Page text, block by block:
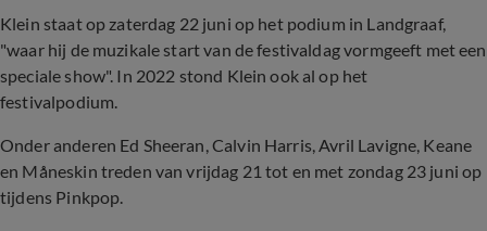
Klein staat op zaterdag 22 juni op het podium in Landgraaf,
"waar hij de muzikale start van de festivaldag vormgeeft met een
speciale show". In 2022 stond Klein ook al op het
festivalpodium.
Onder anderen Ed Sheeran, Calvin Harris, Avril Lavigne, Keane
en Måneskin treden van vrijdag 21 tot en met zondag 23 juni op
tijdens Pinkpop.